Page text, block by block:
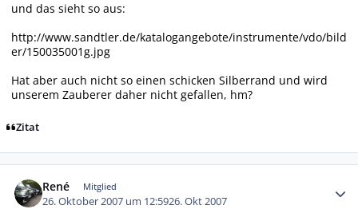
und das sieht so aus:
http://www.sandtler.de/katalogangebote/instrumente/vdo/bild
er/150035001g.jpg
Hat aber auch nicht so einen schicken Silberrand und wird
unserem Zauberer daher nicht gefallen, hm?
Zitat
René Mitglied
26. Oktober 2007 um 12:5926. Okt 2007